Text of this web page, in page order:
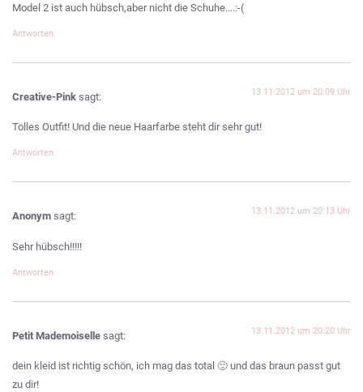
Model 2 ist auch hübsch,aber nicht die Schuhe….:-(
Antworten
Creative-Pink sagt: 13.11.2012 um 20:09 Uhr
Tolles Outfit! Und die neue Haarfarbe steht dir sehr gut!
Antworten
Anonym sagt: 13.11.2012 um 20:13 Uhr
Sehr hübsch!!!!!
Antworten
Petit Mademoiselle sagt: 13.11.2012 um 20:20 Uhr
dein kleid ist richtig schön, ich mag das total 🙂 und das braun passt gut
zu dir!